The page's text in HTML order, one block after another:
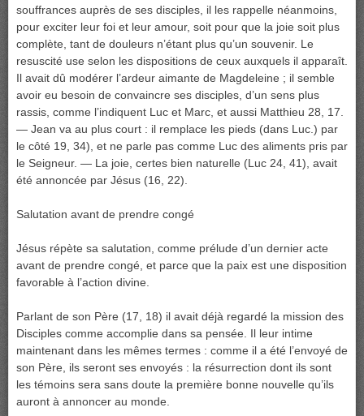
souffrances auprès de ses disciples, il les rappelle néanmoins,
pour exciter leur foi et leur amour, soit pour que la joie soit plus
complète, tant de douleurs n’étant plus qu’un souvenir. Le
resuscité use selon les dispositions de ceux auxquels il apparaît.
Il avait dû modérer l’ardeur aimante de Magdeleine ; il semble
avoir eu besoin de convaincre ses disciples, d’un sens plus
rassis, comme l’indiquent Luc et Marc, et aussi Matthieu 28, 17.
— Jean va au plus court : il remplace les pieds (dans Luc.) par
le côté 19, 34), et ne parle pas comme Luc des aliments pris par
le Seigneur. — La joie, certes bien naturelle (Luc 24, 41), avait
été annoncée par Jésus (16, 22).
Salutation avant de prendre congé
Jésus répète sa salutation, comme prélude d’un dernier acte
avant de prendre congé, et parce que la paix est une disposition
favorable à l’action divine.
Parlant de son Père (17, 18) il avait déjà regardé la mission des
Disciples comme accomplie dans sa pensée. Il leur intime
maintenant dans les mêmes termes : comme il a été l’envoyé de
son Père, ils seront ses envoyés : la résurrection dont ils sont
les témoins sera sans doute la première bonne nouvelle qu’ils
auront à annoncer au monde.